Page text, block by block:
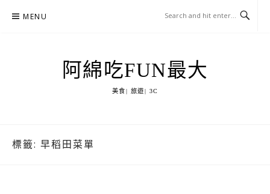
MENU
阿綿吃FUN最大
美食| 旅遊| 3C
標籤: 早稻田菜單